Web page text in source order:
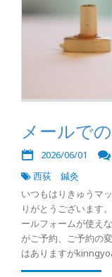
メールで
2026/06/01
西荻 鍼灸
いつもはりきゅうマ
りがとうございます
ールフォームが使え
がご予約、ご予約の
はありますが